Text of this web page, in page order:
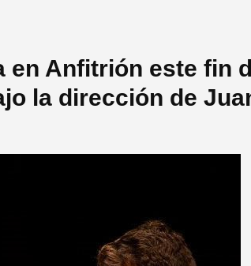
en Anfitrión este fin
la dirección de